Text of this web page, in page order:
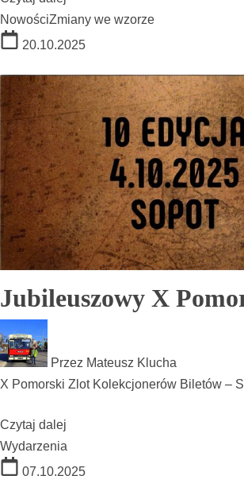
NowościZmiany we wzorze
20.10.2025
Jubileuszowy X
Przez Mateusz Klucha
X Pomorski Zlot Kolekcjonerów Biletów –
Czytaj dalej
Wydarzenia
07.10.2025